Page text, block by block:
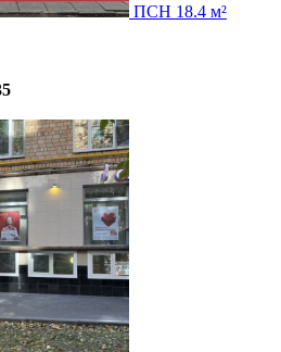
ПСН 18.4 м²